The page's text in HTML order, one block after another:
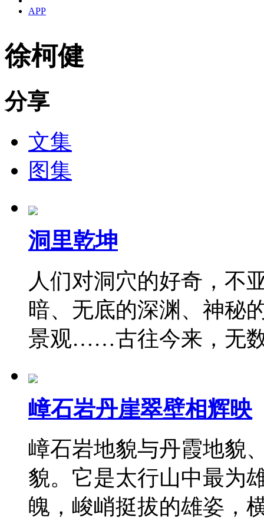
APP
徐柯健
分享
文集
图集
洞里乾坤
人们对洞穴的好奇，不
暗、无底的深渊、神秘
景观……古往今来，无
嶂石岩丹崖翠壁相辉映
嶂石岩地貌与丹霞地貌
貌。它是太行山中最为
魄，峻峭挺拔的雄姿